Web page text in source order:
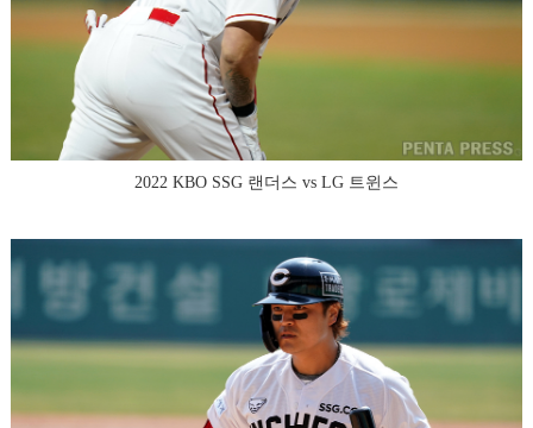
2022 KBO SSG 랜더스 vs LG 트윈스